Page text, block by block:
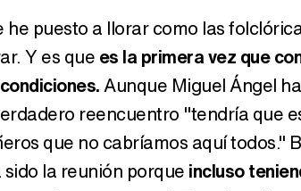
puesto a llorar como las
Y es que es la primera vez que
Aunque Miguel Ángel ha
reencuentro "tendría que
que no cabríamos aquí todos."
la reunión porque incluso